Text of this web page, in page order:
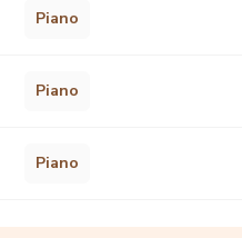
Piano
Piano
Piano